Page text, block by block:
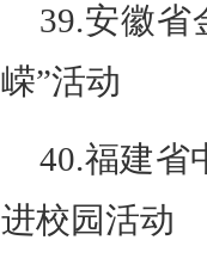
39.安徽省
嵘”活动
40.福建省
进校园活动